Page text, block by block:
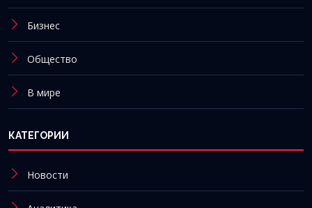
Бизнес
Общество
В мире
КАТЕГОРИИ
Новости